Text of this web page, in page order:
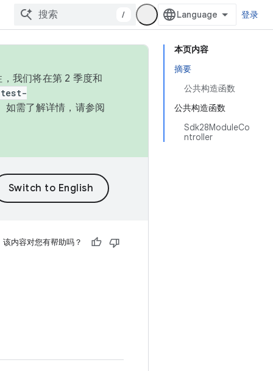
/ 登录
本页内容
摘要
公共构造函数
公共构造函数
Sdk28ModuleCo
ntroller
我们将在第 2 季度和
如需了解详情，请参阅
该内容对您有帮助吗？